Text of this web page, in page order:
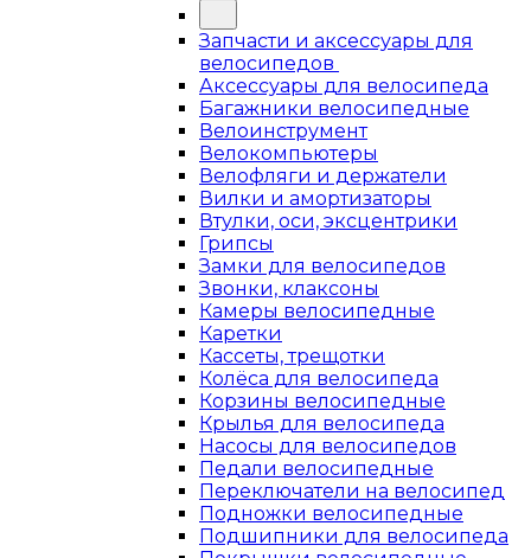
Запчасти и аксессуары для
велосипедов
Аксессуары для велосипеда
Багажники велосипедные
Велоинструмент
Велокомпьютеры
Велофляги и держатели
Вилки и амортизаторы
Втулки, оси, эксцентрики
Грипсы
Замки для велосипедов
Звонки, клаксоны
Камеры велосипедные
Каретки
Кассеты, трещотки
Колёса для велосипеда
Корзины велосипедные
Крылья для велосипеда
Насосы для велосипедов
Педали велосипедные
Переключатели на велосипед
Подножки велосипедные
Подшипники для велосипеда